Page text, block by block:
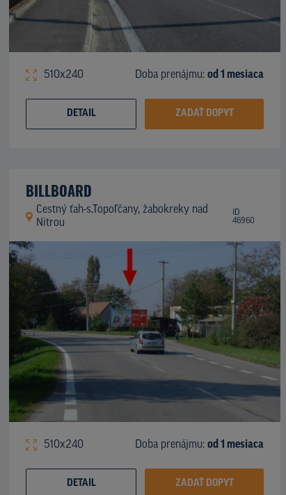
510x240 Doba prenájmu: od 1 mesiaca
DETAIL ZADAŤ DOPYT
BILLBOARD
Cestný ťah-s.Topoľčany, žabokreky nad
Nitrou
ID
46960
510x240 Doba prenájmu: od 1 mesiaca
DETAIL ZADAŤ DOPYT